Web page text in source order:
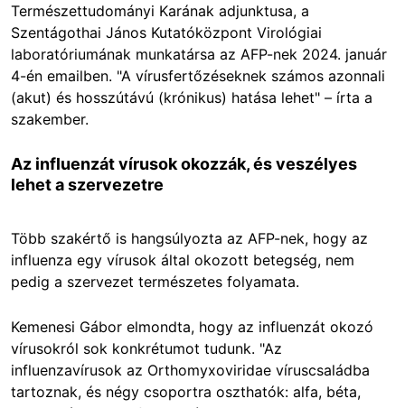
Természettudományi Karának adjunktusa, a
Szentágothai János Kutatóközpont Virológiai
laboratóriumának munkatársa az AFP-nek 2024. január
4-én emailben. "A vírusfertőzéseknek számos azonnali
(akut) és hosszútávú (krónikus) hatása lehet" – írta a
szakember.
Az influenzát vírusok okozzák, és veszélyes
lehet a szervezetre
Több szakértő is hangsúlyozta az AFP-nek, hogy az
influenza egy vírusok által okozott betegség, nem
pedig a szervezet természetes folyamata.
Kemenesi Gábor elmondta, hogy az influenzát okozó
vírusokról sok konkrétumot tudunk. "Az
influenzavírusok az Orthomyxoviridae víruscsaládba
tartoznak, és négy csoportra oszthatók: alfa, béta,